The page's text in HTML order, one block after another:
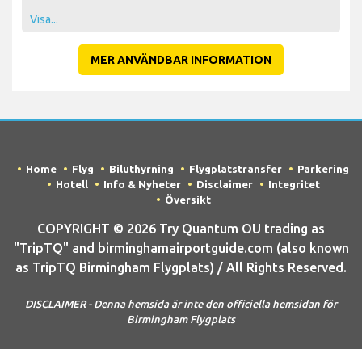
Visa...
MER ANVÄNDBAR INFORMATION
Home Flyg Biluthyrning Flygplatstransfer
Parkering
Hotell
Info & Nyheter Disclaimer
Integritet
Översikt
COPYRIGHT © 2026 Try Quantum OU trading as
"TripTQ" and birminghamairportguide.com (also known
as TripTQ Birmingham Flygplats) / All Rights Reserved.
DISCLAIMER - Denna hemsida är inte den officiella hemsidan för
Birmingham Flygplats